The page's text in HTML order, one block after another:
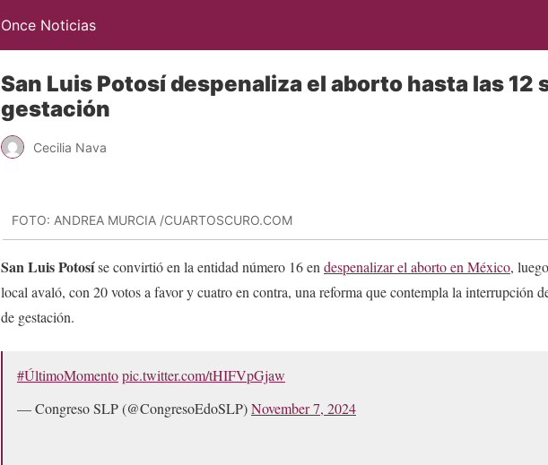
Once Noticias
San Luis Potosí despenaliza el aborto hasta las 12
gestación
Cecilia Nava
FOTO: ANDREA MURCIA /CUARTOSCURO.COM
San Luis Potosíse convirtió en la entidad número 16 en despenalizar el aborto en México,
local avaló, con 20 votos a favor y cuatro en contra, una reforma que contempla la interrupción
de gestación.
#ÚltimoMomentopic.twitter.com/tHIFVpGjaw
— Congreso SLP (@CongresoEdoSLP)November 7, 2024